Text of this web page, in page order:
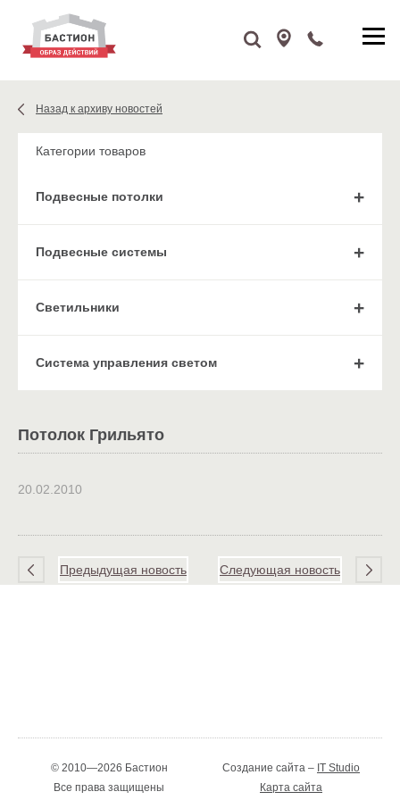
Назад к архиву новостей
Категории товаров
Подвесные потолки
Подвесные системы
Cветильники
Система управления светом
Потолок Грильято
20.02.2010
Следующая новость
Предыдущая новость
Создание сайта – IT Studio
Карта сайта
© 2010—2026 Бастион
Все права защищены